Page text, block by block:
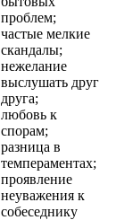
проблем;
частые мелкие
скандалы;
нежелание
выслушать друг
друга;
любовь к
спорам;
разница в
темпераментах;
проявление
неуважения к
собеседнику